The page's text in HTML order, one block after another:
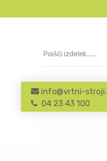
info@vrtni-
04 23 43 100